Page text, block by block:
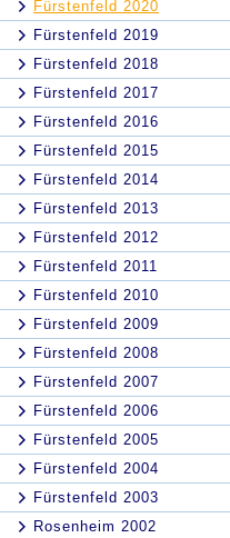
Fürstenfeld 2020
Fürstenfeld 2019
Fürstenfeld 2018
Fürstenfeld 2017
Fürstenfeld 2016
Fürstenfeld 2015
Fürstenfeld 2014
Fürstenfeld 2013
Fürstenfeld 2012
Fürstenfeld 2011
Fürstenfeld 2010
Fürstenfeld 2009
Fürstenfeld 2008
Fürstenfeld 2007
Fürstenfeld 2006
Fürstenfeld 2005
Fürstenfeld 2004
Fürstenfeld 2003
Rosenheim 2002